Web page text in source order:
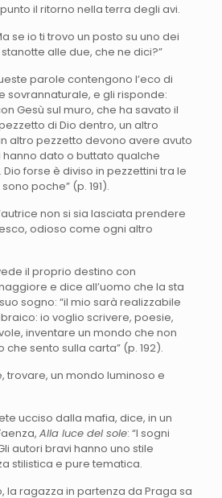
il ritorno nella terra degli avi.
se io ti trovo un posto su uno dei
alle due, che ne dici?”
parole contengono l’eco di
sovrannaturale, e gli risponde:
Gesù sul muro, che ha savato il
di Dio dentro, un altro
altro pezzetto devono avere avuto
dato o buttato qualche
forse è diviso in pezzettini tra le
poche” (p. 191).
non si sia lasciata prendere
odioso come ogni altro
il proprio destino con
e dice all’uomo che la sta
sogno: “il mio sarà realizzabile
io voglio scrivere, poesie,
inventare un mondo che non
che sento sulla carta” (p. 192).
trovare, un mondo luminoso e
ucciso dalla mafia, dice, in un
Alla luce del sole: “I sogni
autori bravi hanno uno stile
stilistica e pure tematica.
la ragazza in partenza da Praga sa